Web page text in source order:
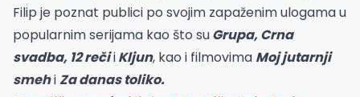
Filip je poznat publici po svojim zapaženim ulogama u
popularnim serijama kao što suGrupa, Crna
svadba, 12 rečiiKljun, kao i filmovima Moj jutarnji
smehi Za danas toliko.